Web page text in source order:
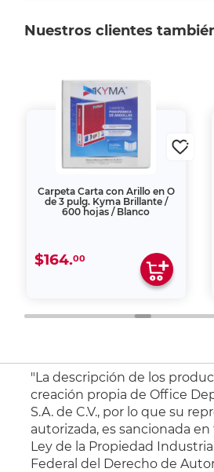
Nuestros clientes
Carpeta Carta con Arillo en O
de 3 pulg. Kyma Brillante /
600 hojas / Blanco
$164.00
"La descripción de los
creación propia de Office
S.A. de C.V., por lo que su
autorizada, es sancionada
Ley de la Propiedad
Federal del Derecho de